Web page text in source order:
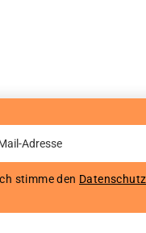
stimme den